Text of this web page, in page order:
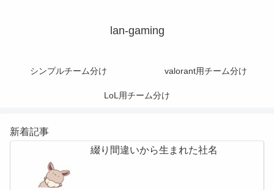
lan-gaming
シンプルチーム分け valorant用チーム分け
LoL用チーム分け
新着記事
綴り間違いから生まれた社名